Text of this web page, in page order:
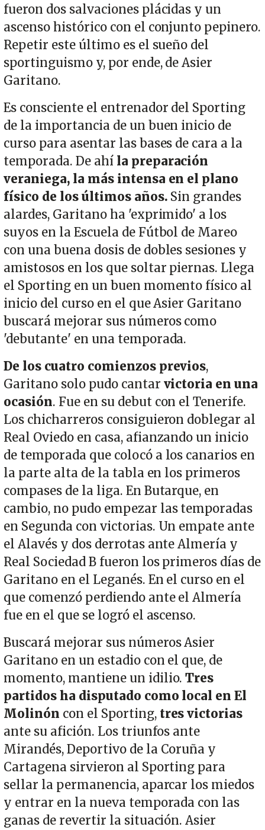
fueron dos salvaciones plácidas y un
ascenso histórico con el conjunto pepinero.
Repetir este último es el sueño del
sportinguismo y, por ende, de Asier
Garitano.
Es consciente el entrenador del Sporting
de la importancia de un buen inicio de
curso para asentar las bases de cara a la
temporada. De ahí la preparación
veraniega, la más intensa en el plano
físico de los últimos años. Sin grandes
alardes, Garitano ha 'exprimido' a los
suyos en la Escuela de Fútbol de Mareo
con una buena dosis de dobles sesiones y
amistosos en los que soltar piernas. Llega
el Sporting en un buen momento físico al
inicio del curso en el que Asier Garitano
buscará mejorar sus números como
'debutante' en una temporada.
De los cuatro comienzos previos,
Garitano solo pudo cantar victoria en una
ocasión. Fue en su debut con el Tenerife.
Los chicharreros consiguieron doblegar al
Real Oviedo en casa, afianzando un inicio
de temporada que colocó a los canarios en
la parte alta de la tabla en los primeros
compases de la liga. En Butarque, en
cambio, no pudo empezar las temporadas
en Segunda con victorias. Un empate ante
el Alavés y dos derrotas ante Almería y
Real Sociedad B fueron los primeros días de
Garitano en el Leganés. En el curso en el
que comenzó perdiendo ante el Almería
fue en el que se logró el ascenso.
Buscará mejorar sus números Asier
Garitano en un estadio con el que, de
momento, mantiene un idilio.Tres
partidos ha disputado como local en El
Molinón con el Sporting, tres victorias
ante su afición. Los triunfos ante
Mirandés, Deportivo de la Coruña y
Cartagena sirvieron al Sporting para
sellar la permanencia, aparcar los miedos
y entrar en la nueva temporada con las
ganas de revertir la situación. Asier